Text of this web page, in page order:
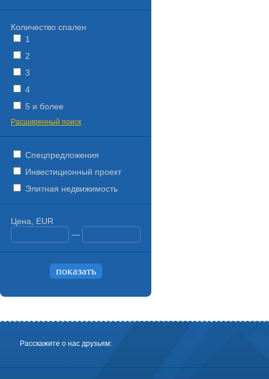
Количество спален
1
2
3
4
5 и более
Расширенный поиск
Спецпредложения
Инвестиционный проект
Элитная недвижимость
Цена, EUR
—
Расскажите о нас друзьям: